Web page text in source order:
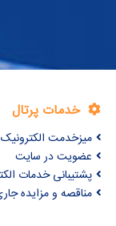
خدمات پرتال
میزخدمت الکترونیک
عضویت در سایت
پشتیبانی خدمات
مناقصه و مزایده